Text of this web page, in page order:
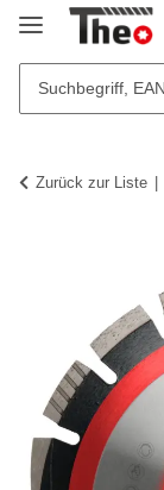
Zurück zur Liste